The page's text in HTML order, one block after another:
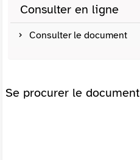
Consulter en ligne
Consulter le document
Se procurer le document